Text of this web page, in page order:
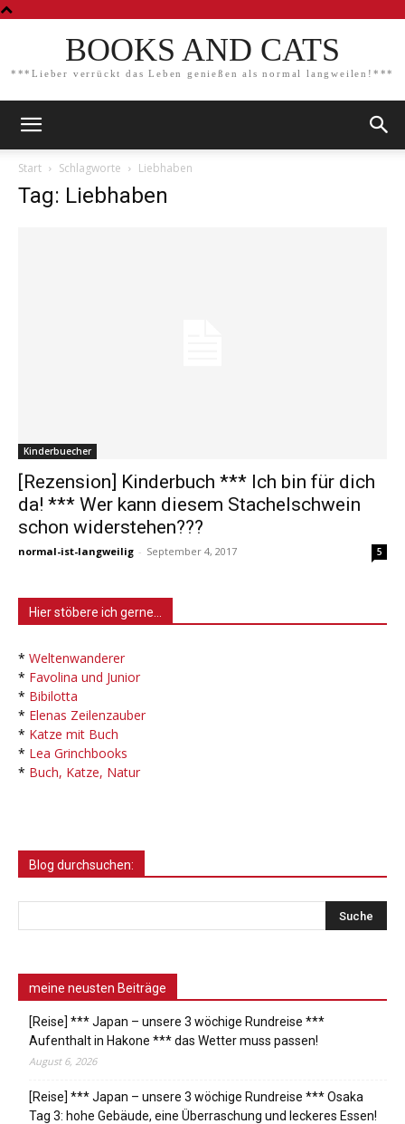
BOOKS AND CATS
***Lieber verrückt das Leben genießen als normal langweilen!***
Start Schlagworte Liebhaben
Tag: Liebhaben
Kinderbuecher
[Rezension] Kinderbuch *** Ich bin für dich
da! *** Wer kann diesem Stachelschwein
schon widerstehen???
normal-ist-langweilig - September 4, 2017 5
Hier stöbere ich gerne…
* Weltenwanderer
* Favolina und Junior
* Bibilotta
* Elenas Zeilenzauber
* Katze mit Buch
* Lea Grinchbooks
* Buch, Katze, Natur
Blog durchsuchen:
meine neusten Beiträge
[Reise] *** Japan – unsere 3 wöchige Rundreise ***
Aufenthalt in Hakone *** das Wetter muss passen!
August 6, 2026
[Reise] *** Japan – unsere 3 wöchige Rundreise *** Osaka
Tag 3: hohe Gebäude, eine Überraschung und leckeres Essen!